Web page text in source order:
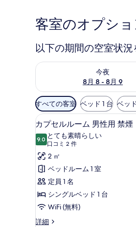
客室のオプシ
以下の期間の空室状況
今夜
8月 8 - 8月 9
今夜 8月 8 - 8月 9 の空室状
利
用
可
能
な
客
室
の
絞
り
込
み
すべての客室 ベッド 1 台 ベッ
カ
プ
セ
ル
ル
ー
ム
男
性
7
カプセルルーム 男性用 禁煙
9.010 点中 9.0
とても素晴らしい
口コミ 2 件
(口
コ
ミ
2
件)
2 ㎡
ベッドルーム 1 室
定員 1 名
シングルベッド 1 台
WiFi (無料)
詳細
カ